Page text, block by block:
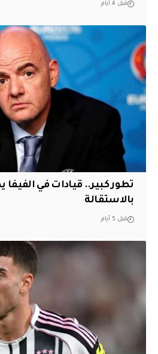
قبل 4 أيام
تطور كبير.. قيادات في الفيفا
بالاستقالة
قبل 5 أيام